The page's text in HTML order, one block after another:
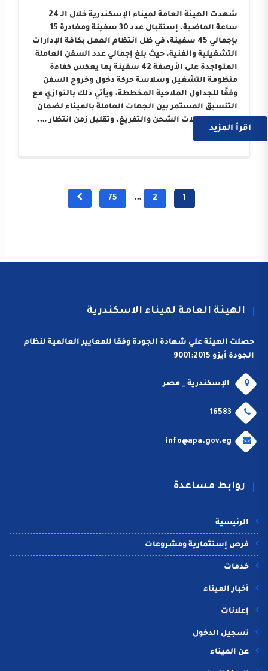
شهدت الهيئة العامة لميناء الإسكندرية خلال الـ 24
ساعة الماضية، إستقبال عدد 30 سفينة ومغادرة 15
بإجمالي 45 سفينة، في ظل انتظام العمل بكافة الإدارات
التشغيلية والفنية، حيث بلغ إجمالي عدد السفن العاملة
المتواجدة على الأرصفة 42 سفينة بما يعكس كفاءة
منظومة التشغيل وسلاسة حركة دخول وخروج السفن
وفقًا للجداول الملاحية المخططة. ويأتي ذلك بالتوازي مع
التنسيق المستمر بين الجهات العاملة بالميناء لضمان
تسريع معدلات الشحن والتفريغ، وتقليل زمن انتظار ….
اقرأ المزيد
1
2
…
75
الهيئة العامة لميناء الاسكندرية
حصلت الهيئة علي شهادة الجودة وفقا للمعايير العالمية لنظام
الجودة أيزو 9001:2015
الإسكندرية _ مصر
16583
info@apa.gov.eg
روابط مساعدة
الرئيسية
فرص إستثمارية ومشروعات
خدمات
أخبار الميناء
إعلانات
تسجيل الدخول
عن الميناء